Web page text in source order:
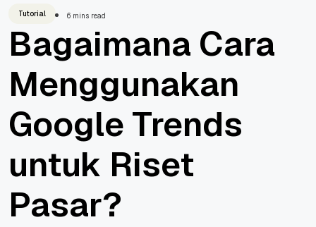
Tutorial 6 mins read
Bagaimana Cara
Menggunakan
Google Trends
untuk Riset
Pasar?